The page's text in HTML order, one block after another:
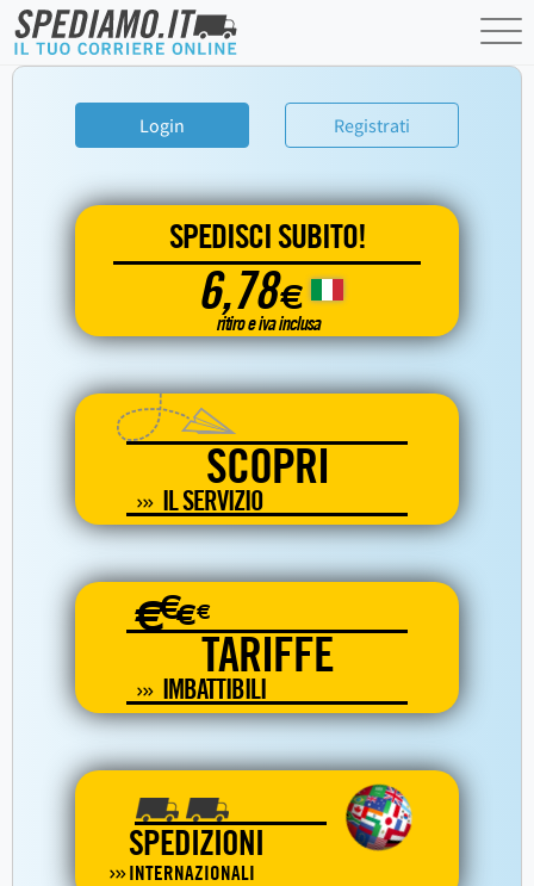
Login Registrati
SPEDISCI SUBITO!
6,78€
ritiro e iva inclusa
SCOPRI
IL SERVIZIO
€€€€
TARIFFE
IMBATTIBILI
SPEDIZIONI
INTERNAZIONALI